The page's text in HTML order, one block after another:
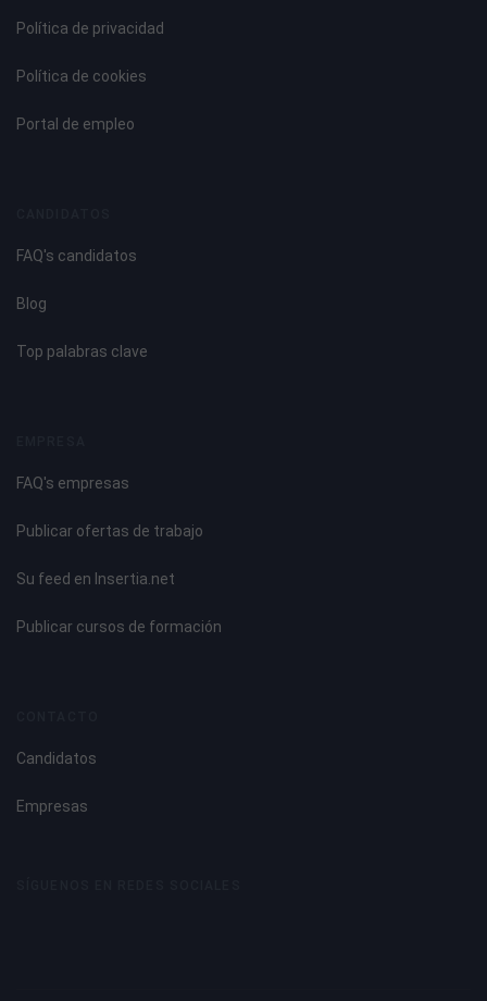
Política de privacidad
Política de cookies
Portal de empleo
FAQ's candidatos
Blog
Top palabras clave
FAQ's empresas
Publicar ofertas de trabajo
Su feed en Insertia.net
Publicar cursos de formación
Candidatos
Empresas